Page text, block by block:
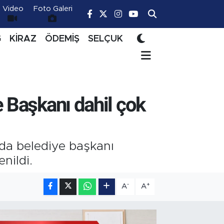
Video Foto Galeri
KİRAZ ÖDEMİŞ SELÇUK
dahil çok
belediye başkanı
A- A+